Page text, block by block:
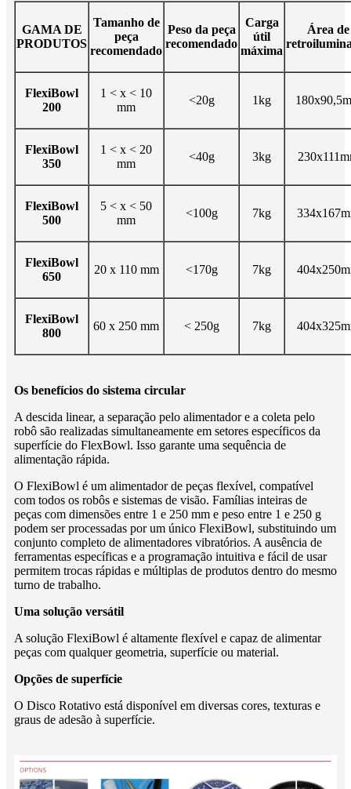
GAMA DE
PRODUTOS
Tamanho de
peça
recomendado
Peso da peça
recomendado
Carga
útil
máxima
Área de
FlexiBowl
200
1 < x < 10
mm
<20g 1kg
FlexiBowl
350
1 < x < 20
mm
<40g 3kg
FlexiBowl
500
5 < x < 50
mm
<100g 7kg
FlexiBowl
650
20 x 110 mm <170g 7kg
FlexiBowl
800
60 x 250 mm < 250g 7kg
Os benefícios do sistema circular
A descida linear, a separação pelo alimentador e a coleta pelo
robô são realizadas simultaneamente em setores específicos da
superfície do FlexBowl. Isso garante uma sequência de
alimentação rápida.
O FlexiBowl é um alimentador de peças flexível, compatível
com todos os robôs e sistemas de visão. Famílias inteiras de
peças com dimensões entre 1 e 250 mm e peso entre 1 e 250 g
podem ser processadas por um único FlexiBowl, substituindo um
conjunto completo de alimentadores vibratórios. A ausência de
ferramentas específicas e a programação intuitiva e fácil de usar
permitem trocas rápidas e múltiplas de produtos dentro do mesmo
turno de trabalho.
Uma solução versátil
A solução FlexiBowl é altamente flexível e capaz de alimentar
peças com qualquer geometria, superfície ou material.
Opções de superfície
O Disco Rotativo está disponível em diversas cores, texturas e
graus de adesão à superfície.